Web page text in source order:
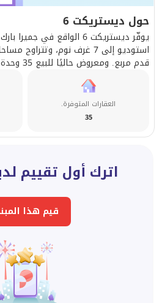
حول ديستريكت 6
يوفّر ديستريكت 6 الواقع في
قدم مربع. ومعروض حاليًا للبيع 35 وحدة.
العقارات المتوفرة.
35
اترك أول تقييم
قيم هذا